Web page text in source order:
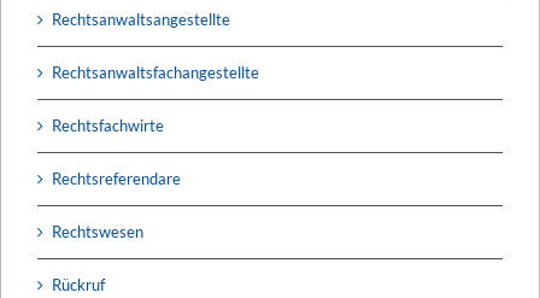
Rechtsanwaltsangestellte
Rechtsanwaltsfachangestellte
Rechtsfachwirte
Rechtsreferendare
Rechtswesen
Rückruf